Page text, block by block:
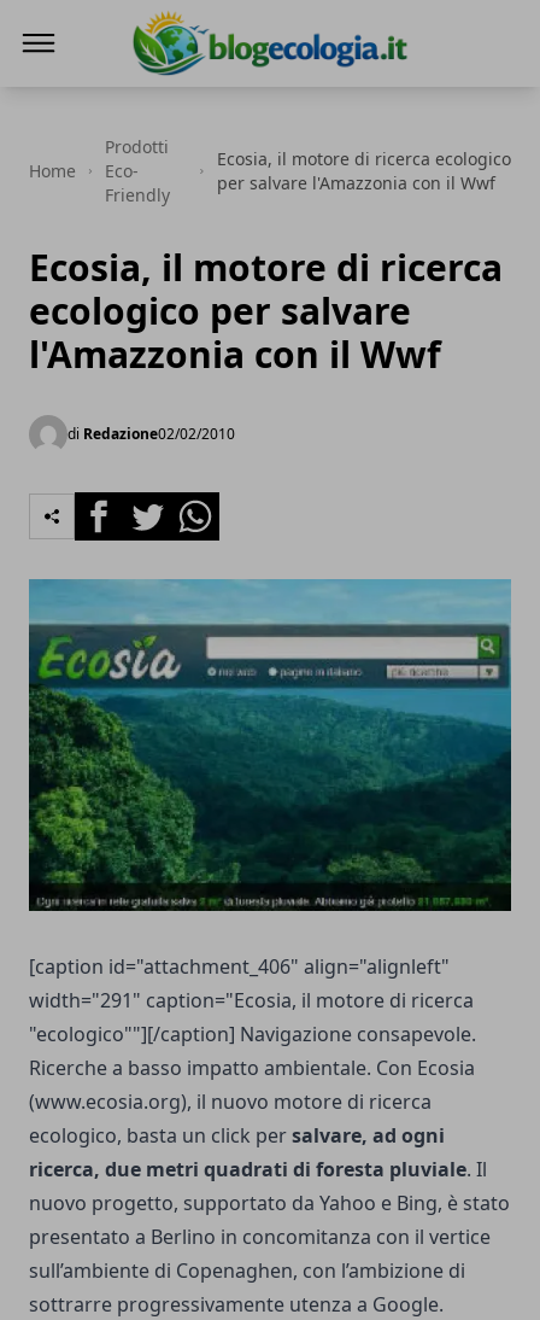
Home
Prodotti
Eco-
Friendly
Ecosia, il motore di ricerca ecologico
per salvare l'Amazzonia con il Wwf
Ecosia, il motore di ricerca
ecologico per salvare
l'Amazzonia con il Wwf
di Redazione02/02/2010
FacebookTwitterWhatsapp
[caption id="attachment_406" align="alignleft"
width="291" caption="Ecosia, il motore di ricerca
"ecologico""][/caption] Navigazione consapevole.
Ricerche a basso impatto ambientale. Con Ecosia
(www.ecosia.org), il nuovo motore di ricerca
ecologico, basta un click persalvare, ad ogni
ricerca, due metri quadrati di foresta pluviale. Il
nuovo progetto, supportato da Yahoo e Bing, è stato
presentato a Berlino in concomitanza con il vertice
sull’ambiente di Copenaghen, con l’ambizione di
sottrarre progressivamente utenza a Google.